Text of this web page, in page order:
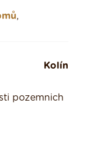
,
Kolín
pozemnich